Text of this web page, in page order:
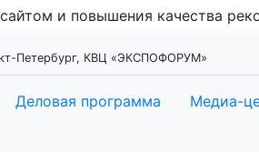
и повышения качества
Петербург, КВЦ «ЭКСПОФОРУМ»
Деловая программа
Медиа-